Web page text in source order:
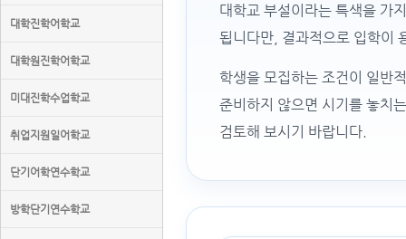
대학진학어학교
대학원진학어학교
미대진학수업학교
취업지원일어학교
단기어학연수학교
방학단기연수학교
대학교 부설이라는 특색을 가
됩니다만, 결과적으로 입학이
학생을 모집하는 조건이 일반
준비하지 않으면 시기를 놓치
검토해 보시기 바랍니다.